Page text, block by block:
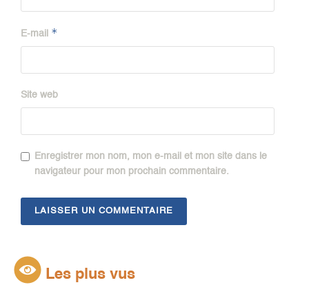
E-mail *
Site web
Enregistrer mon nom, mon e-mail et mon site dans le
navigateur pour mon prochain commentaire.
Les plus vus